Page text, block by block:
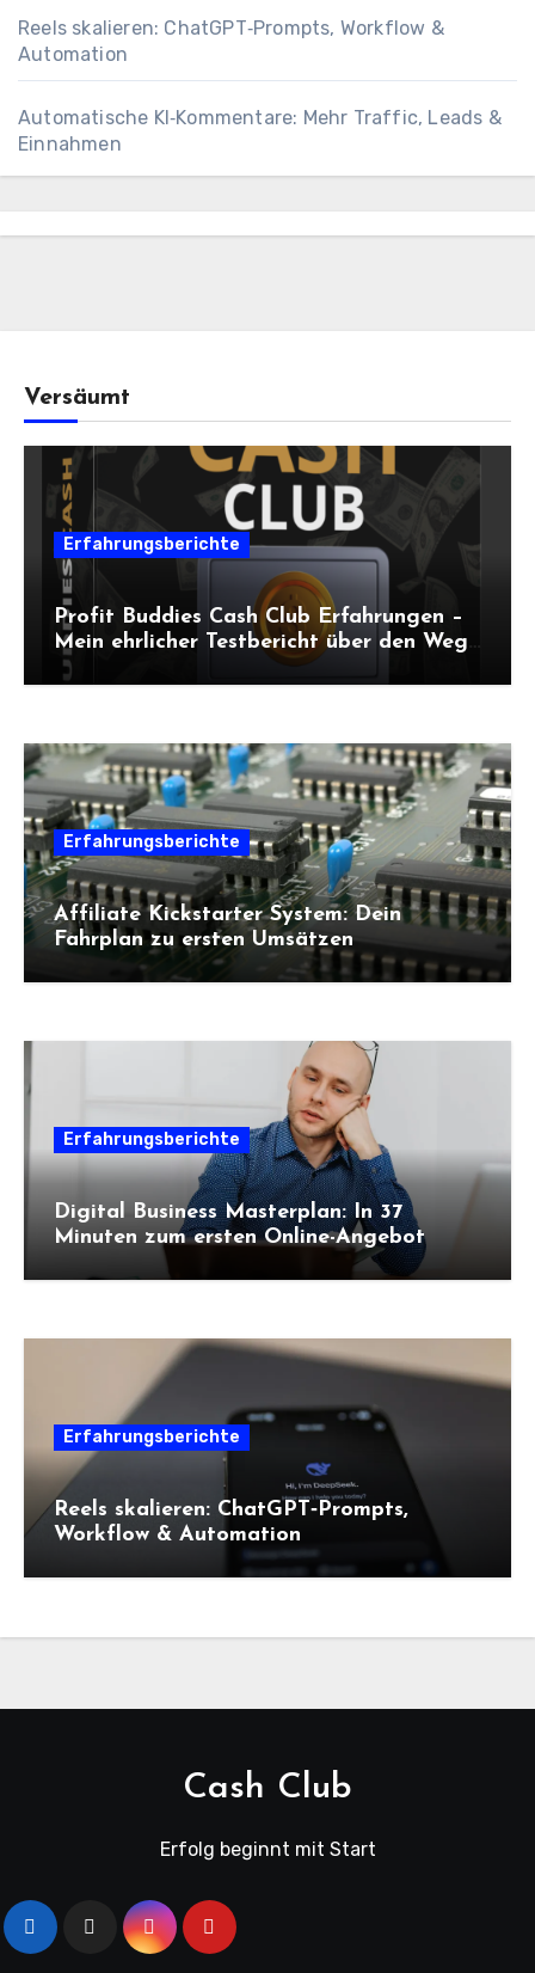
Reels skalieren: ChatGPT‑Prompts, Workflow &
Automation
Automatische KI‑Kommentare: Mehr Traffic, Leads &
Einnahmen
Versäumt
Erfahrungsberichte
Profit Buddies Cash Club Erfahrungen –
Mein ehrlicher Testbericht über den Weg
zum Online-Einkommen
Erfahrungsberichte
Affiliate Kickstarter System: Dein
Fahrplan zu ersten Umsätzen
Erfahrungsberichte
Digital Business Masterplan: In 37
Minuten zum ersten Online-Angebot
Erfahrungsberichte
Reels skalieren: ChatGPT‑Prompts,
Workflow & Automation
Cash Club
Erfolg beginnt mit Start